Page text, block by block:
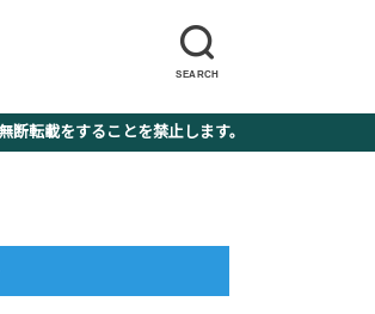
SEARCH
転載をすることを禁止します。